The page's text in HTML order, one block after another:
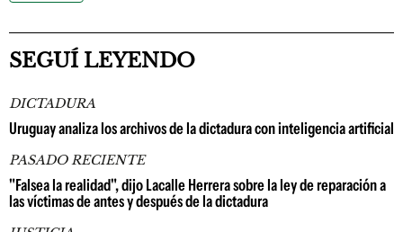
SEGUÍ LEYENDO
DICTADURA
Uruguay analiza los archivos de la dictadura con inteligencia artificial
PASADO RECIENTE
"Falsea la realidad", dijo Lacalle Herrera sobre la ley de reparación a
las víctimas de antes y después de la dictadura